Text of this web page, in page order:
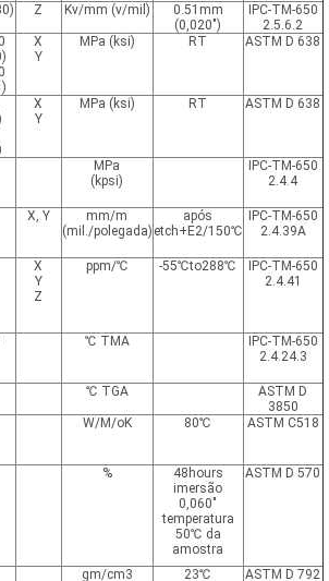
Z Kv/mm (v/mil)
0.51mm
(0,020")
IPC-TM-650
2.5.6.2
X
Y
MPa (ksi) RT ASTM D 638
X
Y
MPa (ksi) RT ASTM D 638
MPa
(kpsi)
IPC-TM-650
2.4.4
X, Y
mm/m
(mil./polegada)
após
etch+E2/150℃
IPC-TM-650
2.4.39A
X
Y
Z
ppm/℃ -55℃to288℃
IPC-TM-650
2.4.41
℃ TMA
IPC-TM-650
2.4.24.3
℃ TGA
ASTM D
3850
W/M/oK 80℃ ASTM C518
%
48hours
imersão
0,060"
temperatura
50℃ da
amostra
ASTM D 570
gm/cm3 23℃
ASTM D 792